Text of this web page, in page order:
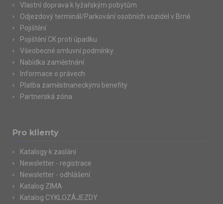
Vlastní doprava k lyžařským pobytům
Odjezdový terminál/Parkování osobních vozidel v Brně
Pojištění
Pojištění CK proti úpadku
Všeobecné smluvní podmínky
Nabídka zaměstnání
Informace o právech
Platba zaměstnaneckými benefity
Partnerská zóna
Pro klienty
Katalogy k zaslání
Newsletter - registrace
Newsletter - odhlášení
Katalog ZIMA
Katalog CYKLOZÁJEZDY